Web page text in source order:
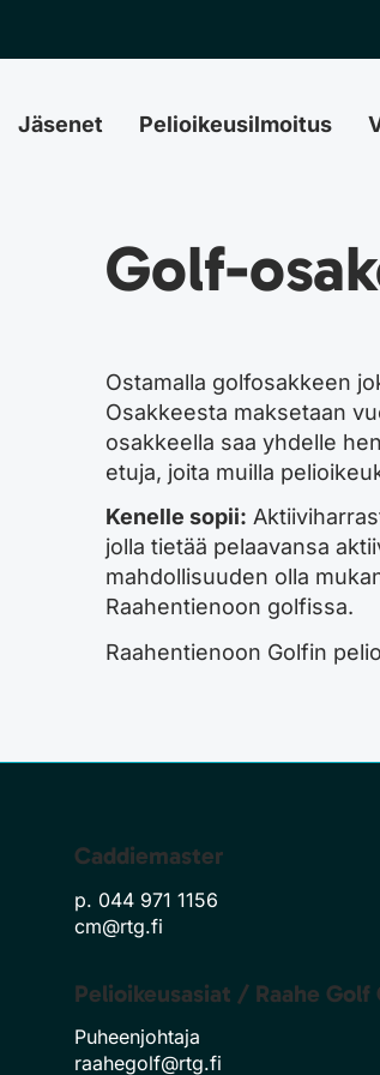
Jäsenet Pelioikeusilmoitus
Golf-
Ostamalla golfosakkeen
Osakkeesta maksetaan
osakkeella saa yhdelle
etuja, joita muilla
Kenelle sopii:
jolla tietää pelaavansa
mahdollisuuden olla
Raahentienoon golfissa.
Raahentienoon Golfin
Caddiemaster
p. 044 971 1156
cm@rtg.fi
Pelioikeusasiat / Raahe Golf
Puheenjohtaja
raahegolf@rtg.fi